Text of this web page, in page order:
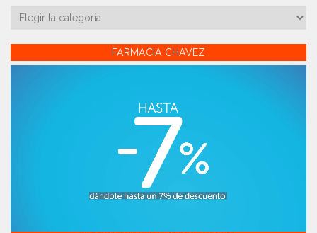
Categorías
FARMACIA CHAVEZ